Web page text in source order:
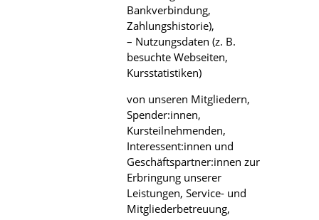
Bankverbindung,
Zahlungshistorie),
– Nutzungsdaten (z. B.
besuchte Webseiten,
Kursstatistiken)
von unseren Mitgliedern,
Spender:innen,
Kursteilnehmenden,
Interessent:innen und
Geschäftspartner:innen zur
Erbringung unserer
Leistungen, Service- und
Mitgliederbetreuung,